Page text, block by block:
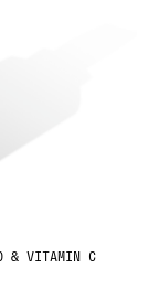
& VITAMIN C